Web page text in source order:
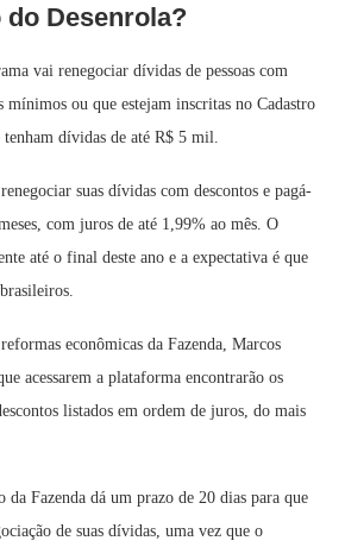
Desenrola?
vai renegociar dívidas de pessoas com
mínimos ou que estejam inscritas no Cadastro
dívidas de até R$ 5 mil.
suas dívidas com descontos e pagá-
com juros de até 1,99% ao mês. O
até o final deste ano e a expectativa é que
econômicas da Fazenda, Marcos
acessarem a plataforma encontrarão os
listados em ordem de juros, do mais
Fazenda dá um prazo de 20 dias para que
de suas dívidas, uma vez que o